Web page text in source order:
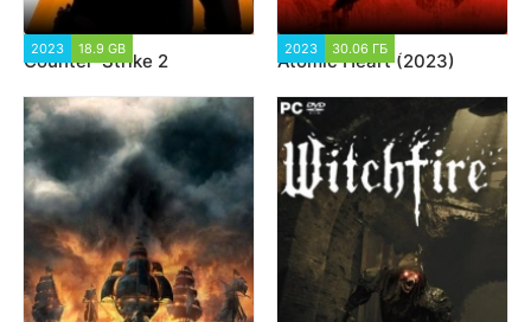
2023 18.9 GB
Counter-Strike 2
2023 30.06 ГБ
Atomic Heart (2023)